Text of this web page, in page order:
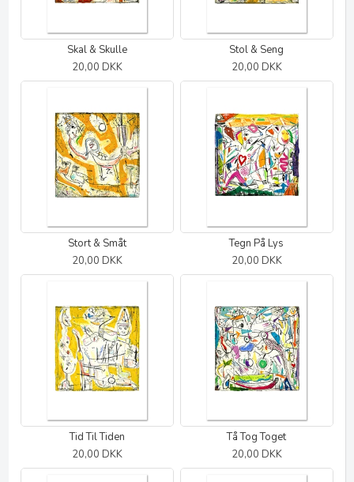
Skal & Skulle
20,00 DKK
Stol & Seng
20,00 DKK
Stort & Småt
20,00 DKK
Tegn På Lys
20,00 DKK
Tid Til Tiden
20,00 DKK
Tå Tog Toget
20,00 DKK